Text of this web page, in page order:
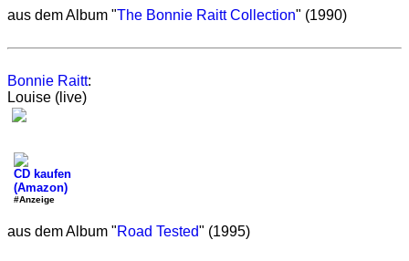
aus dem Album "The Bonnie Raitt Collection" (1990)
Bonnie Raitt:
Louise (live)
CD kaufen
(Amazon)
#Anzeige
aus dem Album "Road Tested" (1995)